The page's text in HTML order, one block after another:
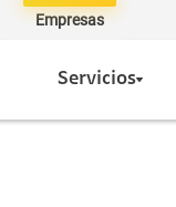
Empresas
Servicios